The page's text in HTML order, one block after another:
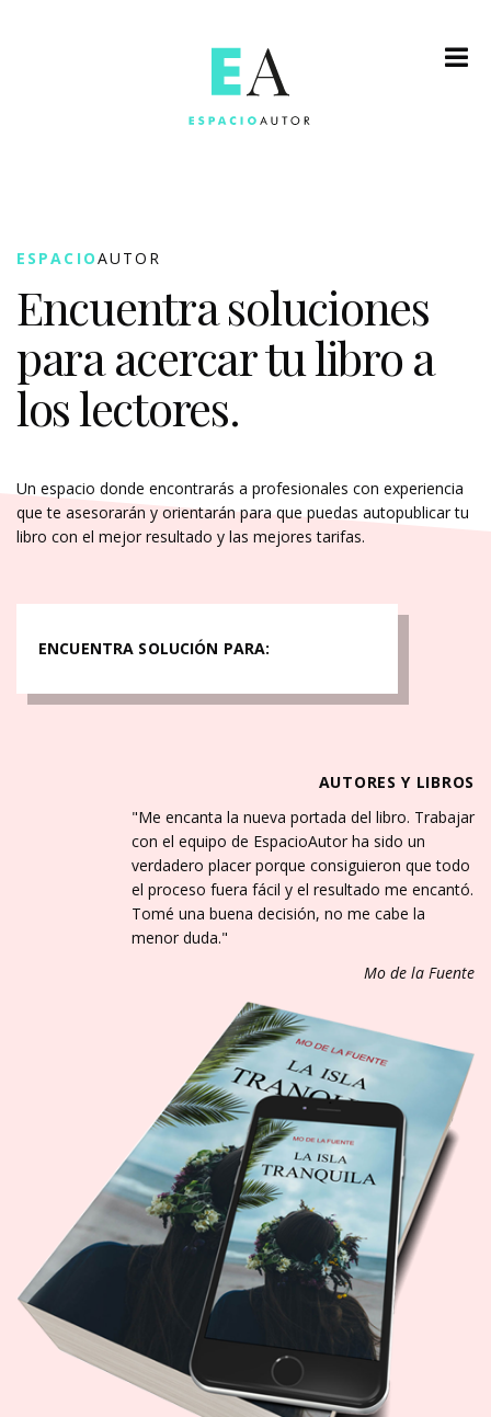
ESPACIOAUTOR
Encuentra soluciones
para acercar tu libro a
los lectores.
Un espacio donde encontrarás a profesionales con experiencia
que te asesorarán y orientarán para que puedas autopublicar tu
libro con el mejor resultado y las mejores tarifas.
AUTORES Y LIBROS
Me encanta la nueva portada del libro. Trabajar
con el equipo de EspacioAutor ha sido un
verdadero placer porque consiguieron que todo
el proceso fuera fácil y el resultado me encantó.
Tomé una buena decisión, no me cabe la
menor duda.
Mo de la Fuente